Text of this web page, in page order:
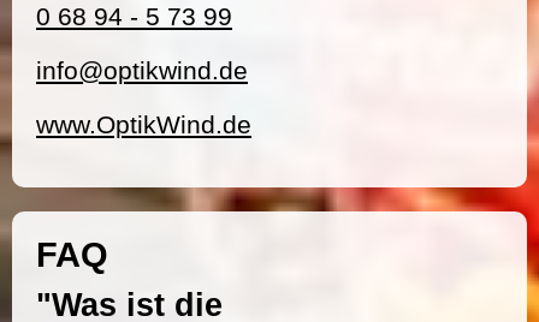
0 68 94 - 5 73 99
info@optikwind.de
www.OptikWind.de
FAQ
"Was ist die